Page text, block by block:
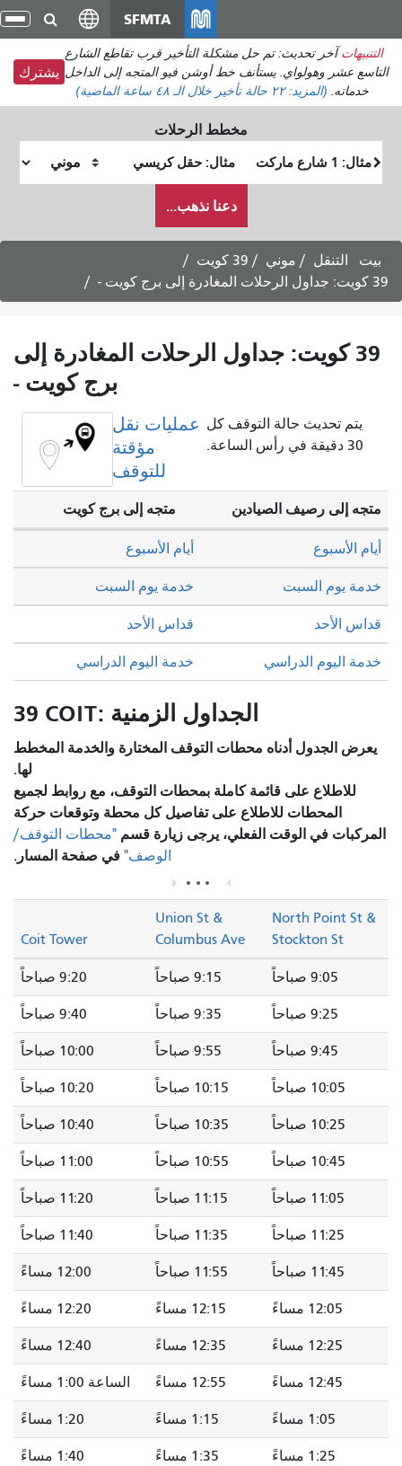
انتقل
إلى
المحتوى
الرئيسي
SFMTA
التنبيهات آخر تحديث: تم حل مشكلة التأخير قرب تقاطع الشارع
التاسع عشر وهولواي. يستأنف خط أوشن فيو المتجه إلى الداخل
خدماته. (المزيد:٢٢ حالة تأخير خلال الـ ٤٨ ساعة الماضية)
يشترك
مخطط الرحلات
البداية
النهاية
أرغب
في
السفر
دعنا نذهب...
بيت التنقل موني
39 كويت
39 كويت: جداول الرحلات المغادرة إلى برج كويت -
39 كويت: جداول الرحلات المغادرة إلى
برج كويت -
عمليات نقل
مؤقتة
للتوقف
يتم تحديث حالة التوقف كل
30 دقيقة في رأس الساعة.
متجه إلى رصيف الصيادين متجه إلى برج كويت
خدمة يوم السبت خدمة يوم السبت
قداس الأحد قداس الأحد
أيام الأسبوع أيام الأسبوع
خدمة اليوم الدراسي خدمة اليوم الدراسي
39 COIT: الجداول الزمنية
يعرض الجدول أدناه محطات التوقف المختارة والخدمة المخطط
لها.
للاطلاع على قائمة كاملة بمحطات التوقف، مع روابط لجميع
المحطات للاطلاع على تفاصيل كل محطة وتوقعات حركة
المركبات في الوقت الفعلي، يرجى زيارة قسم "محطات التوقف/
الوصف" في صفحة المسار.
North Point St &
Stockton St
Union St &
Columbus Ave
Coit Tower
9:05 صباحاً 9:15 صباحاً 9:20 صباحاً
9:25 صباحاً 9:35 صباحاً 9:40 صباحاً
9:45 صباحاً 9:55 صباحاً 10:00 صباحاً
10:05 صباحاً 10:15 صباحاً 10:20 صباحاً
10:25 صباحاً 10:35 صباحاً 10:40 صباحاً
10:45 صباحاً 10:55 صباحاً 11:00 صباحاً
11:05 صباحاً 11:15 صباحاً 11:20 صباحاً
11:25 صباحاً 11:35 صباحاً 11:40 صباحاً
11:45 صباحاً 11:55 صباحاً 12:00 مساءً
12:05 مساءً 12:15 مساءً 12:20 مساءً
12:25 مساءً 12:35 مساءً 12:40 مساءً
12:45 مساءً 12:55 مساءً الساعة 1:00 مساءً
1:05 مساءً 1:15 مساءً 1:20 مساءً
1:25 مساءً 1:35 مساءً 1:40 مساءً